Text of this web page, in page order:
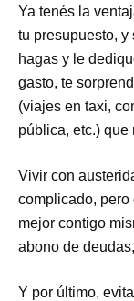
Ya tenés la
tu presupuesto,
hagas y le
gasto, te
(viajes en taxi,
pública, etc.) que
Vivir con
complicado, pero
mejor contigo
abono de
Y por último,